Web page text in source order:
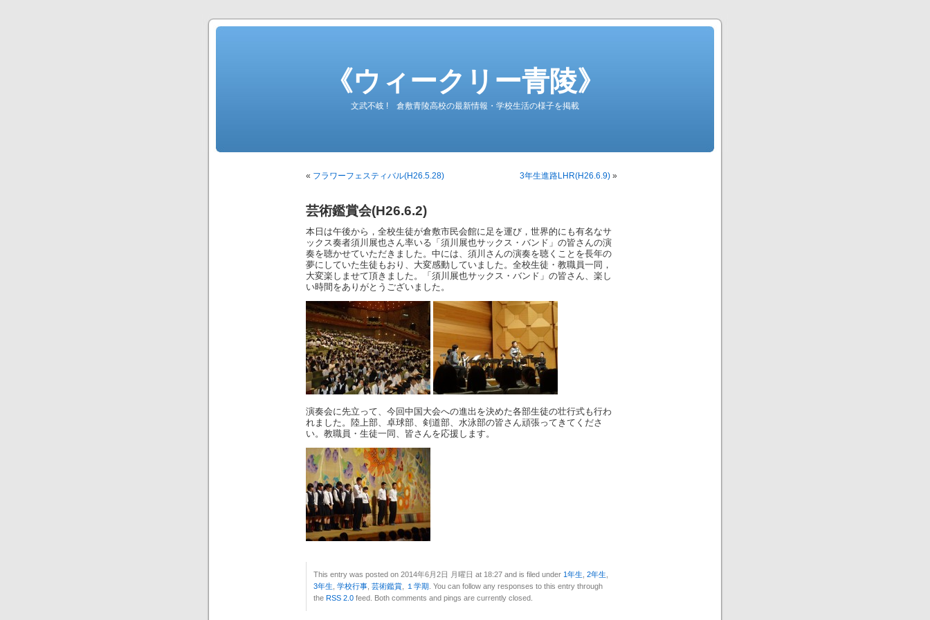
《ウィークリー青陵》
文武不岐 ! 倉敷青陵高校の最新情報・学校生活の様子を掲載
« フラワーフェスティバル(H26.5.28) 3年生進路LHR(H26.6.9) »
芸術鑑賞会(H26.6.2)
本日は午後から，全校生徒が倉敷市民会館に足を運び，世界的にも有名なサ
ックス奏者須川展也さん率いる「須川展也サックス・バンド」の皆さんの演
奏を聴かせていただきました。中には、須川さんの演奏を聴くことを長年の
夢にしていた生徒もおり、大変感動していました。全校生徒・教職員一同，
大変楽しませて頂きました。「須川展也サックス・バンド」の皆さん、楽し
い時間をありがとうございました。
演奏会に先立って、今回中国大会への進出を決めた各部生徒の壮行式も行わ
れました。陸上部、卓球部、剣道部、水泳部の皆さん頑張ってきてくださ
い。教職員・生徒一同、皆さんを応援します。
This entry was posted on 2014年6月2日 月曜日 at 18:27 and is filed under 1年生 2年生
3年生 学校行事 芸術鑑賞 １学期 . You can follow any responses to this entry through
the RSS 2.0 feed. Both comments and pings are currently closed.